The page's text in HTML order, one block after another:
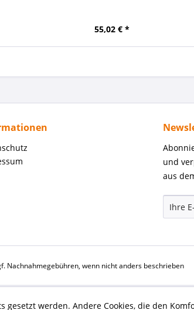
55,02 € *
und
aus
Nachnahmegebühren, wenn nicht anders beschrieben
werden. Andere Cookies, die den